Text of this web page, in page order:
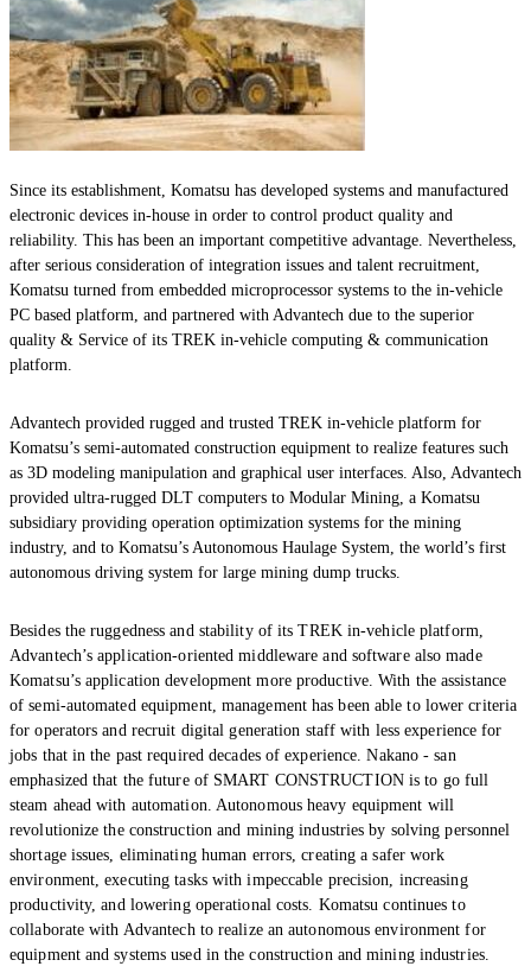
Since its establishment, Komatsu has developed systems and manufactured
electronic devices in-house in order to control product quality and
reliability. This has been an important competitive advantage. Nevertheless,
after serious consideration of integration issues and talent recruitment,
Komatsu turned from embedded microprocessor systems to the in-vehicle
PC based platform, and partnered with Advantech due to the superior
quality & Service of its TREK in-vehicle computing & communication
platform.
Advantech provided rugged and trusted TREK in-vehicle platform for
Komatsu’s semi-automated construction equipment to realize features such
as 3D modeling manipulation and graphical user interfaces. Also, Advantech
provided ultra-rugged DLT computers to Modular Mining, a Komatsu
subsidiary providing operation optimization systems for the mining
industry, and to Komatsu’s Autonomous Haulage System, the world’s first
autonomous driving system for large mining dump trucks.
Besides the ruggedness and stability of its TREK in-vehicle platform,
Advantech’s application-oriented middleware and software also made
Komatsu’s application development more productive. With the assistance
of semi-automated equipment, management has been able to lower criteria
for operators and recruit digital generation staff with less experience for
jobs that in the past required decades of experience. Nakano - san
emphasized that the future of SMART CONSTRUCTION is to go full
steam ahead with automation. Autonomous heavy equipment will
revolutionize the construction and mining industries by solving personnel
shortage issues, eliminating human errors, creating a safer work
environment, executing tasks with impeccable precision, increasing
productivity, and lowering operational costs. Komatsu continues to
collaborate with Advantech to realize an autonomous environment for
equipment and systems used in the construction and mining industries.